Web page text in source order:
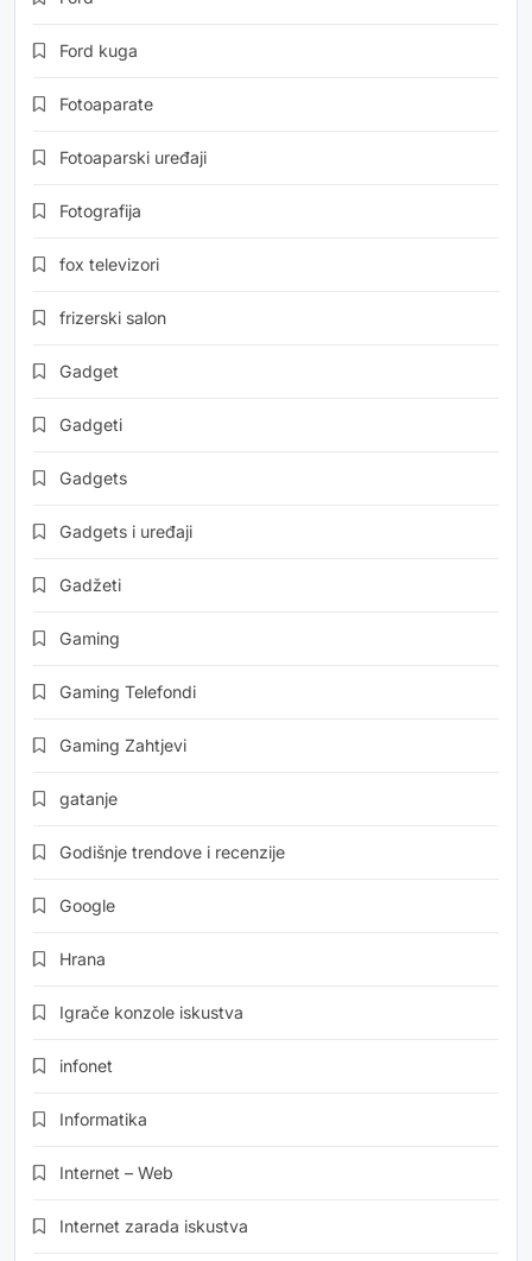
Ford kuga
Fotoaparate
Fotoaparski uređaji
Fotografija
fox televizori
frizerski salon
Gadget
Gadgeti
Gadgets
Gadgets i uređaji
Gadžeti
Gaming
Gaming Telefondi
Gaming Zahtjevi
gatanje
Godišnje trendove i recenzije
Google
Hrana
Igrače konzole iskustva
infonet
Informatika
Internet – Web
Internet zarada iskustva